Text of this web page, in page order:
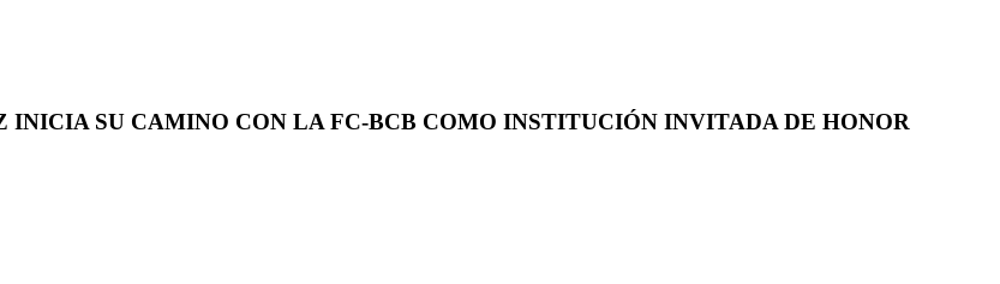
SU CAMINO CON LA FC-BCB COMO INSTITUCIÓN INVITADA DE HONOR